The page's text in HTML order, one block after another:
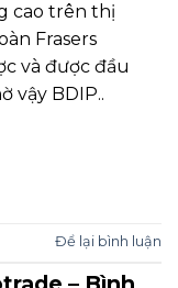
cao trên thị
Frasers
và được đầu
vậy BDIP..
Để lại bình luận